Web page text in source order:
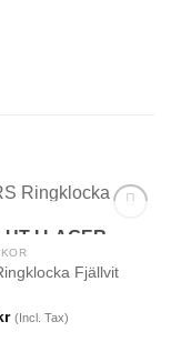
I LAGER
Fjällvit
(Incl. Tax)